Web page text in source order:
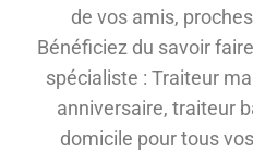
de vos amis,
Bénéficiez du savoir
spécialiste : Traiteur
anniversaire, traiteur
domicile pour tous